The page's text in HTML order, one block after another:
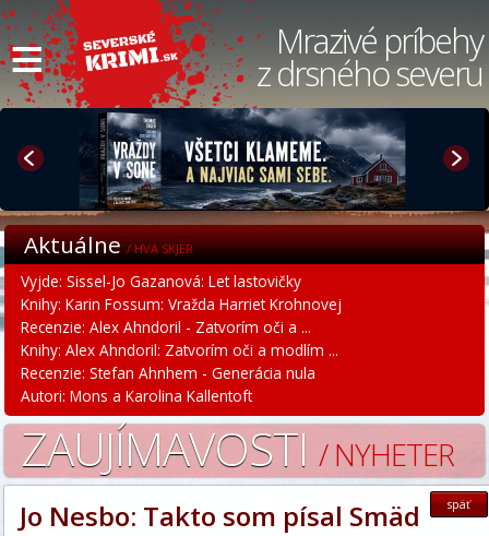
≡ Mrazivé príbehy
z drsného severu
Aktuálne/ HVA SKJER
Vyjde: Sissel-Jo Gazanová: Let lastovičky
Knihy: Karin Fossum: Vražda Harriet Krohnovej
Recenzie: Alex Ahndoril - Zatvorím oči a ...
Knihy: Alex Ahndoril: Zatvorím oči a modlím ...
Recenzie: Stefan Ahnhem - Generácia nula
Autori: Mons a Karolina Kallentoft
ZAUJÍMAVOSTI/ NYHETER
späť
Jo Nesbo: Takto som písal Smäd